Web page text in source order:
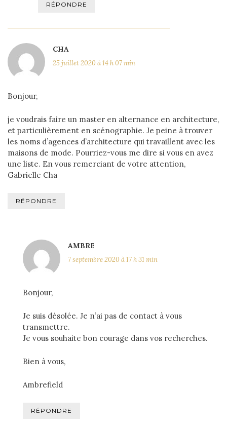
RÉPONDRE
CHA
25 juillet 2020 à 14 h 07 min
Bonjour,
je voudrais faire un master en alternance en architecture,
et particulièrement en scénographie. Je peine à trouver
les noms d’agences d’architecture qui travaillent avec les
maisons de mode. Pourriez-vous me dire si vous en avez
une liste. En vous remerciant de votre attention,
Gabrielle Cha
RÉPONDRE
AMBRE
7 septembre 2020 à 17 h 31 min
Bonjour,
Je suis désolée. Je n’ai pas de contact à vous
transmettre.
Je vous souhaite bon courage dans vos recherches.
Bien à vous,
Ambrefield
RÉPONDRE